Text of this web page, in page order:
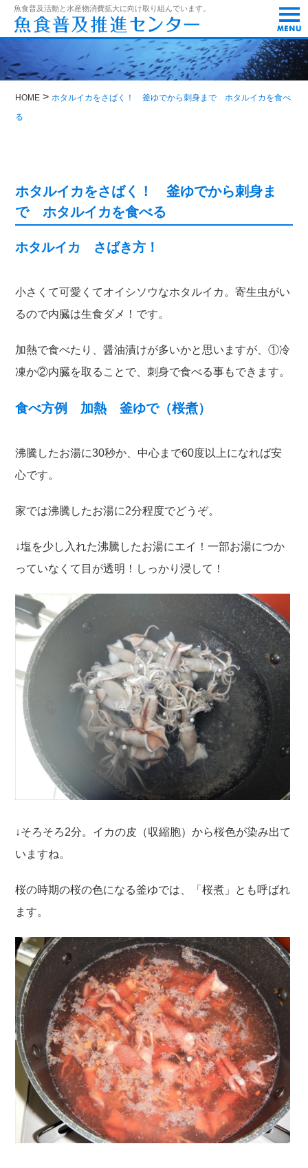
魚食普及活動と水産物消費拡大に向け取り組んでいます。
t
o
g
g
l
e
n
v
HOME > ホタルイカをさばく！ 釜ゆでから刺身まで ホタルイカを食べ
る
ホタルイカをさばく！ 釜ゆでから刺身ま
で ホタルイカを食べる
ホタルイカ さばき方！
小さくて可愛くてオイシソウなホタルイカ。寄生虫がい
るので内臓は生食ダメ！です。
加熱で食べたり、醤油漬けが多いかと思いますが、①冷
凍か②内臓を取ることで、刺身で食べる事もできます。
食べ方例 加熱 釜ゆで（桜煮）
沸騰したお湯に30秒か、中心まで60度以上になれば安
心です。
家では沸騰したお湯に2分程度でどうぞ。
↓塩を少し入れた沸騰したお湯にエイ！一部お湯につか
っていなくて目が透明！しっかり浸して！
↓そろそろ2分。イカの皮（収縮胞）から桜色が染み出て
いますね。
桜の時期の桜の色になる釜ゆでは、「桜煮」とも呼ばれ
ます。